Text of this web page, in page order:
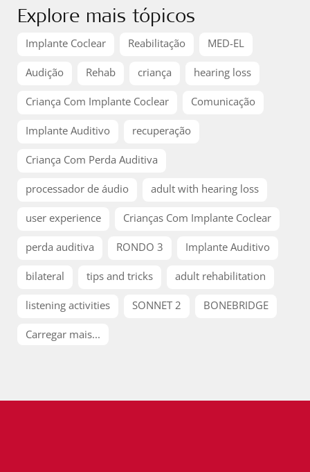
Explore mais tópicos
Implante Coclear Reabilitação MED-EL
Audição Rehab criança hearing loss
Criança Com Implante Coclear Comunicação
Implante Auditivo recuperação
Criança Com Perda Auditiva
processador de áudio adult with hearing loss
user experience Crianças Com Implante Coclear
perda auditiva RONDO 3 Implante Auditivo
bilateral tips and tricks adult rehabilitation
listening activities SONNET 2 BONEBRIDGE
Carregar mais...